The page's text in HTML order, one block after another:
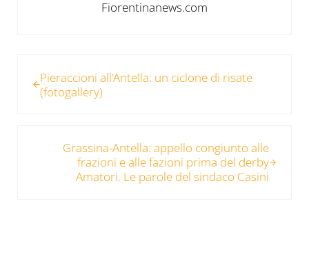
Fiorentinanews.com
Pieraccioni all’Antella: un ciclone di risate
(fotogallery)
Grassina-Antella: appello congiunto alle
frazioni e alle fazioni prima del derby
Amatori. Le parole del sindaco Casini